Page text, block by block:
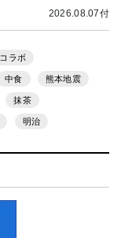
2026.08.07付
コラボ
中食 熊本地震
抹茶
明治